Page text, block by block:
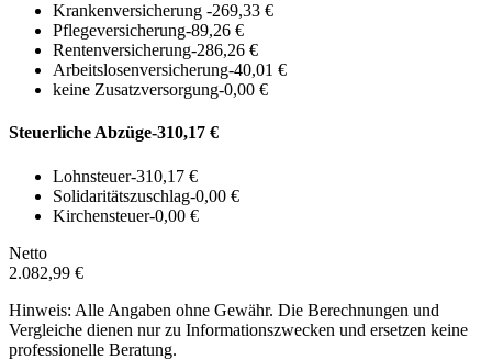
Krankenversicherung -269,33 €
Pflegeversicherung-89,26 €
Rentenversicherung-286,26 €
Arbeitslosenversicherung-40,01 €
keine Zusatzversorgung-0,00 €
Steuerliche Abzüge-310,17 €
Lohnsteuer-310,17 €
Solidaritätszuschlag-0,00 €
Kirchensteuer-0,00 €
Netto
2.082,99 €
Hinweis: Alle Angaben ohne Gewähr. Die Berechnungen und
Vergleiche dienen nur zu Informationszwecken und ersetzen keine
professionelle Beratung.